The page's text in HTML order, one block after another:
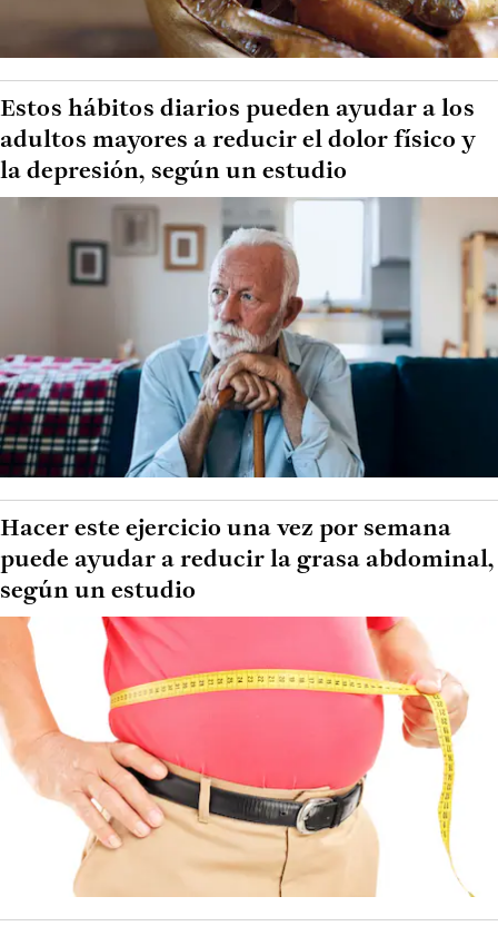
Estos hábitos diarios pueden ayudar a los
adultos mayores a reducir el dolor físico y
la depresión, según un estudio
Hacer este ejercicio una vez por semana
puede ayudar a reducir la grasa abdominal,
según un estudio